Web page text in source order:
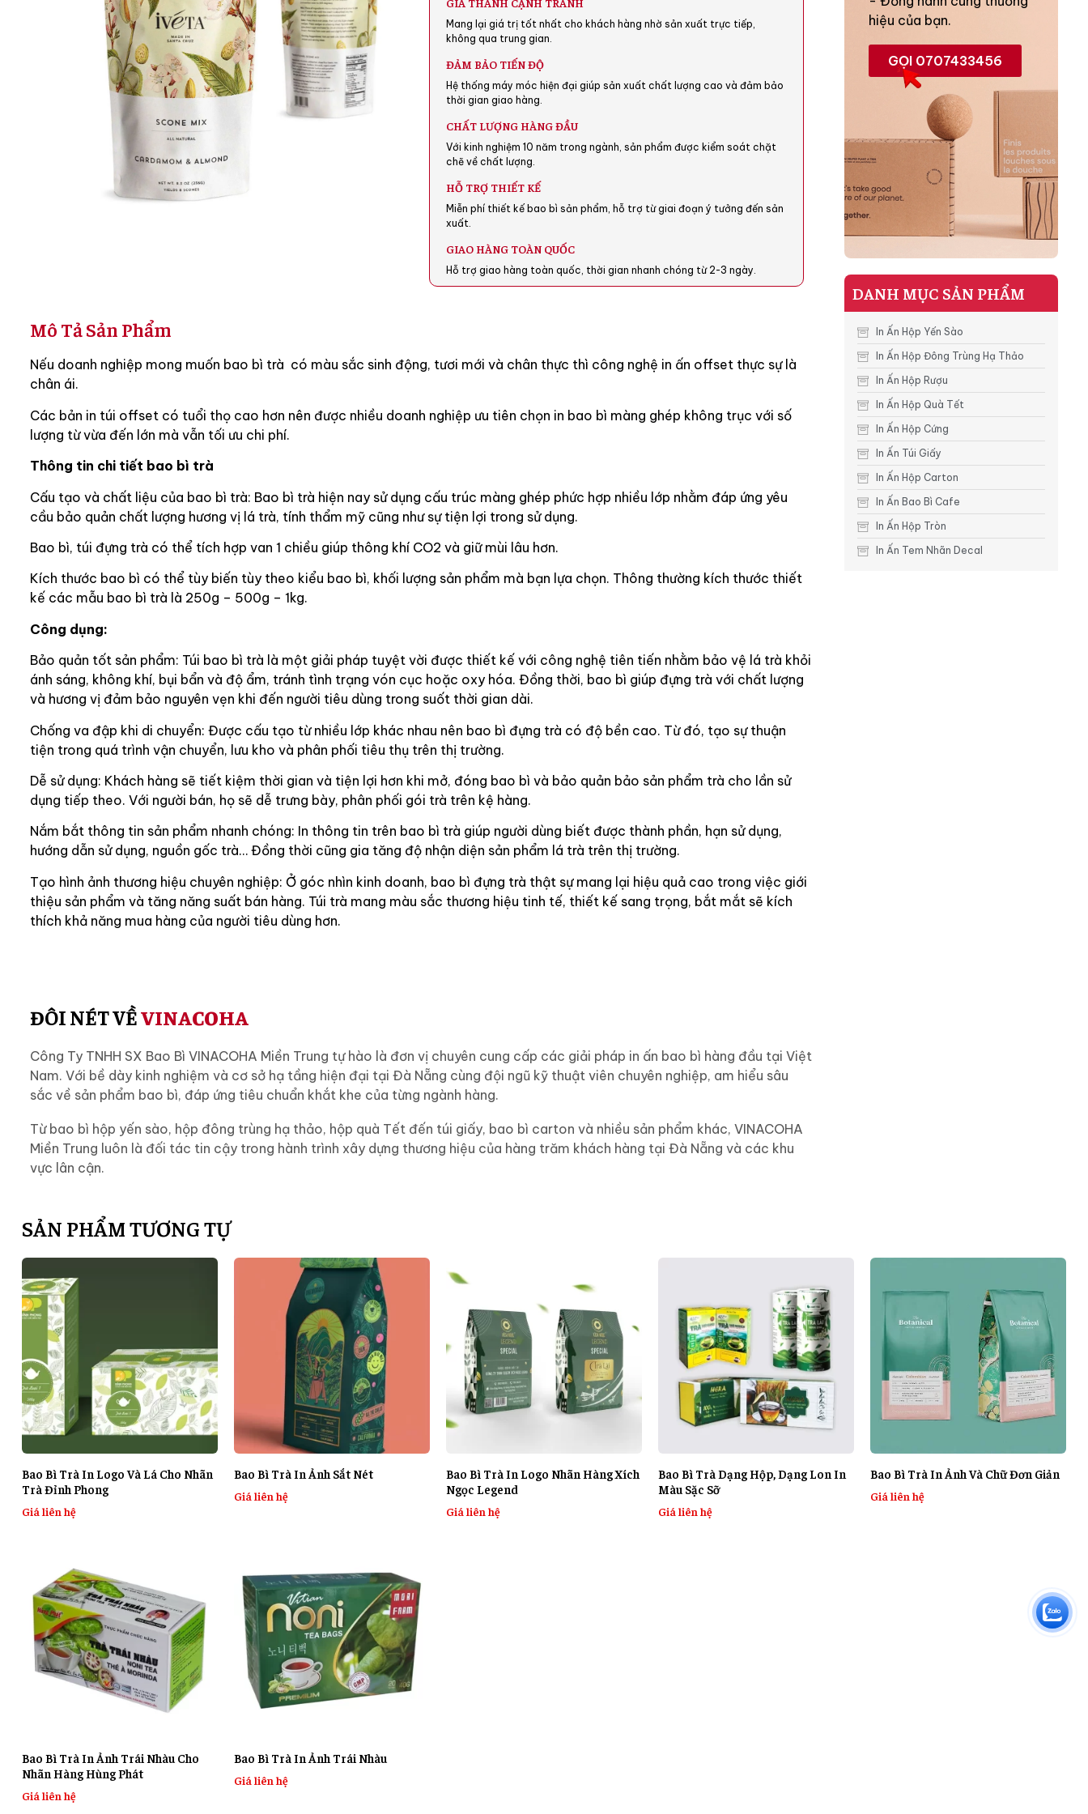
Mang lại giá trị tốt nhất cho khách hàng nhờ sản xuất trực tiếp,
không qua trung gian.
ĐẢM BẢO TIẾN ĐỘ
Hệ thống máy móc hiện đại giúp sản xuất chất lượng cao và đảm bảo
thời gian giao hàng.
CHẤT LƯỢNG HÀNG ĐẦU
Với kinh nghiệm 10 năm trong ngành, sản phẩm được kiểm soát chặt
chẽ về chất lượng.
HỖ TRỢ THIẾT KẾ
Miễn phí thiết kế bao bì sản phẩm, hỗ trợ từ giai đoạn ý tưởng đến sản
xuất.
GIAO HÀNG TOÀN QUỐC
Hỗ trợ giao hàng toàn quốc, thời gian nhanh chóng từ 2-3 ngày.
Mô Tả Sản Phẩm
Nếu doanh nghiệp mong muốn bao bì trà có màu sắc sinh động, tươi mới và chân thực thì công nghệ in ấn offset thực sự là
chân ái.
Các bản in túi offset có tuổi thọ cao hơn nên được nhiều doanh nghiệp ưu tiên chọn in bao bì màng ghép không trục với số
lượng từ vừa đến lớn mà vẫn tối ưu chi phí.
Thông tin chi tiết bao bì trà
Cấu tạo và chất liệu của bao bì trà: Bao bì trà hiện nay sử dụng cấu trúc màng ghép phức hợp nhiều lớp nhằm đáp ứng yêu
cầu bảo quản chất lượng hương vị lá trà, tính thẩm mỹ cũng như sự tiện lợi trong sử dụng.
Bao bì, túi đựng trà có thể tích hợp van 1 chiều giúp thông khí CO2 và giữ mùi lâu hơn.
Kích thước bao bì có thể tùy biến tùy theo kiểu bao bì, khối lượng sản phẩm mà bạn lựa chọn. Thông thường kích thước thiết
kế các mẫu bao bì trà là 250g – 500g – 1kg.
Công dụng:
Bảo quản tốt sản phẩm: Túi bao bì trà là một giải pháp tuyệt vời được thiết kế với công nghệ tiên tiến nhằm bảo vệ lá trà khỏi
ánh sáng, không khí, bụi bẩn và độ ẩm, tránh tình trạng vón cục hoặc oxy hóa. Đồng thời, bao bì giúp đựng trà với chất lượng
và hương vị đảm bảo nguyên vẹn khi đến người tiêu dùng trong suốt thời gian dài.
Chống va đập khi di chuyển: Được cấu tạo từ nhiều lớp khác nhau nên bao bì đựng trà có độ bền cao. Từ đó, tạo sự thuận
tiện trong quá trình vận chuyển, lưu kho và phân phối tiêu thụ trên thị trường.
Dễ sử dụng: Khách hàng sẽ tiết kiệm thời gian và tiện lợi hơn khi mở, đóng bao bì và bảo quản bảo sản phẩm trà cho lần sử
dụng tiếp theo. Với người bán, họ sẽ dễ trưng bày, phân phối gói trà trên kệ hàng.
Nắm bắt thông tin sản phẩm nhanh chóng: In thông tin trên bao bì trà giúp người dùng biết được thành phần, hạn sử dụng,
hướng dẫn sử dụng, nguồn gốc trà… Đồng thời cũng gia tăng độ nhận diện sản phẩm lá trà trên thị trường.
Tạo hình ảnh thương hiệu chuyên nghiệp: Ở góc nhìn kinh doanh, bao bì đựng trà thật sự mang lại hiệu quả cao trong việc giới
thiệu sản phẩm và tăng năng suất bán hàng. Túi trà mang màu sắc thương hiệu tinh tế, thiết kế sang trọng, bắt mắt sẽ kích
thích khả năng mua hàng của người tiêu dùng hơn.
ĐÔI NÉT VỀVINACOHA
Công Ty TNHH SX Bao Bì VINACOHA Miền Trung tự hào là đơn vị chuyên cung cấp các giải pháp in ấn bao bì hàng đầu tại Việt
Nam. Với bề dày kinh nghiệm và cơ sở hạ tầng hiện đại tại Đà Nẵng cùng đội ngũ kỹ thuật viên chuyên nghiệp, am hiểu sâu
sắc về sản phẩm bao bì, đáp ứng tiêu chuẩn khắt khe của từng ngành hàng.
Từ bao bì hộp yến sào, hộp đông trùng hạ thảo, hộp quà Tết đến túi giấy, bao bì carton và nhiều sản phẩm khác, VINACOHA
Miền Trung luôn là đối tác tin cậy trong hành trình xây dựng thương hiệu của hàng trăm khách hàng tại Đà Nẵng và các khu
vực lân cận.
hiệu của bạn.
GỌI 0707433456
DANH MỤC SẢN PHẨM
In Ấn Hộp Yến Sào
In Ấn Hộp Đông Trùng Hạ Thảo
In Ấn Hộp Rượu
In Ấn Hộp Quà Tết
In Ấn Hộp Cứng
In Ấn Túi Giấy
In Ấn Hộp Carton
In Ấn Bao Bì Cafe
In Ấn Hộp Tròn
In Ấn Tem Nhãn Decal
SẢN PHẨM TƯƠNG TỰ
Bao Bì Trà In Logo Và Lá Cho Nhãn
Trà Đỉnh Phong
Giá liên hệ
Bao Bì Trà In Ảnh Sắt Nét
Giá liên hệ
Bao Bì Trà In Logo Nhãn Hàng Xích
Ngọc Legend
Giá liên hệ
Bao Bì Trà Dạng Hộp, Dạng Lon In
Màu Sặc Sỡ
Giá liên hệ
Bao Bì Trà In Ảnh Và Chữ Đơn Giản
Giá liên hệ
Bao Bì Trà In Ảnh Trái Nhàu Cho
Nhãn Hàng Hùng Phát
Giá liên hệ
Bao Bì Trà In Ảnh Trái Nhàu
Giá liên hệ